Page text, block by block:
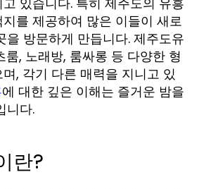
를 제공하여 많은 이들이 새로
을 방문하게 만듭니다. 제주도유
룸, 노래방, 룸싸롱 등 다양한 형
, 각기 다른 매력을 지니고 있
에 대한 깊은 이해는 즐거운 밤을
니다.
란?